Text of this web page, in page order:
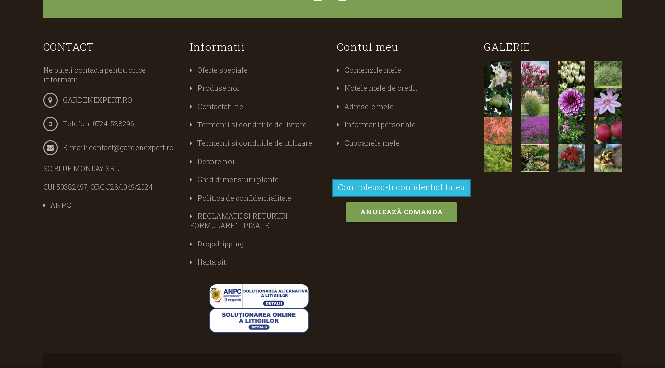
CONTACT
Ne puteti contacta pentru orice
informatii
GARDENEXPERT.RO
Telefon: 0724-528296
E-mail: contact@gardenexpert.ro
SC BLUE MONDAY SRL
CUI 50382497, ORC J26/1049/2024
ANPC
Informatii
Oferte speciale
Produse noi
Contactati-ne
Termenii si conditiile de livrare
Termenii si conditiile de utilizare
Despre noi
Ghid dimensiuni plante
Politica de confidentialitate
RECLAMATII SI RETURURI –
FORMULARE TIPIZATE
Dropshipping
Harta sit
Contul meu
Comenzile mele
Notele mele de credit
Adresele mele
Informatii personale
Cupoanele mele
GALERIE
Controleaza-ti confidentialitatea
ANULEAZĂ COMANDA